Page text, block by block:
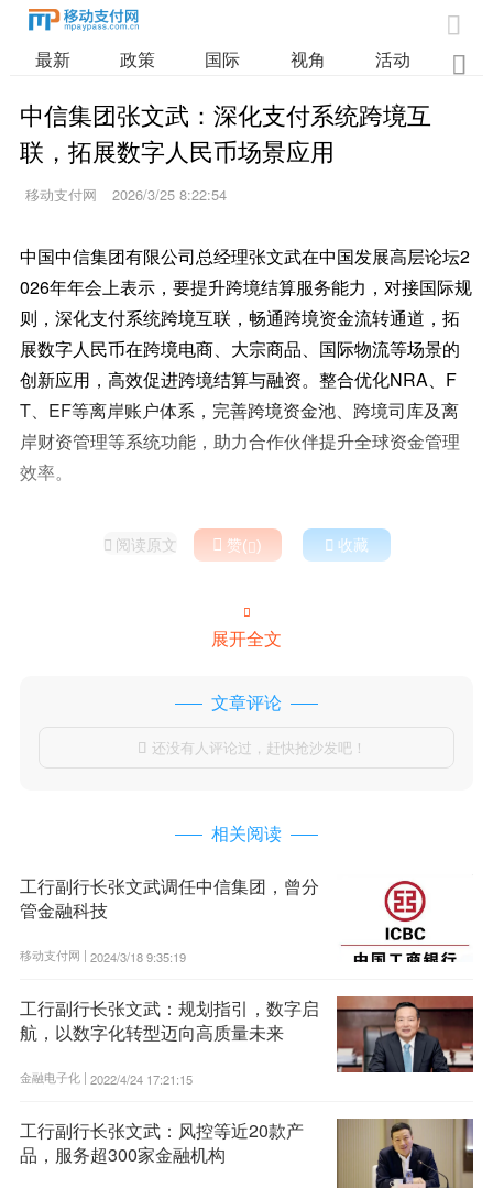

最新 政策 国际 视角 活动 业

中信集团张文武：深化支付系统跨境互
联，拓展数字人民币场景应用
移动支付网 2026/3/25 8:22:54
中国中信集团有限公司总经理张文武在中国发展高层论坛2
026年年会上表示，要提升跨境结算服务能力，对接国际规
则，深化支付系统跨境互联，畅通跨境资金流转通道，拓
展数字人民币在跨境电商、大宗商品、国际物流等场景的
创新应用，高效促进跨境结算与融资。整合优化NRA、F
T、EF等离岸账户体系，完善跨境资金池、跨境司库及离
岸财资管理等系统功能，助力合作伙伴提升全球资金管理
效率。
 阅读原文  赞()  收藏

展开全文
文章评论
 还没有人评论过，赶快抢沙发吧！
相关阅读
工行副行长张文武调任中信集团，曾分
管金融科技
移动支付网 | 2024/3/18 9:35:19
工行副行长张文武：规划指引，数字启
航，以数字化转型迈向高质量未来
金融电子化 | 2022/4/24 17:21:15
工行副行长张文武：风控等近20款产
品，服务超300家金融机构